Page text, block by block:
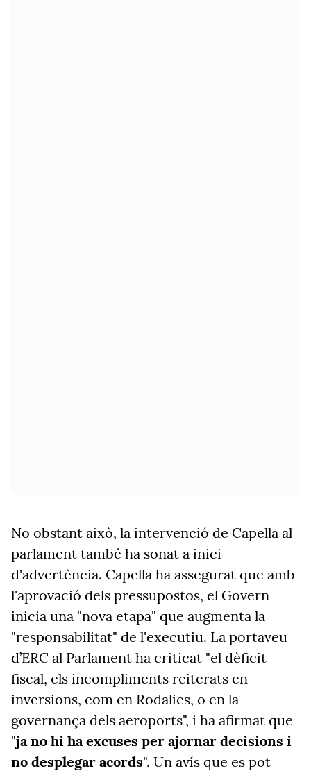
No obstant això, la intervenció de Capella al
parlament també ha sonat a inici
d'advertència. Capella ha assegurat que amb
l'aprovació dels pressupostos, el Govern
inicia una "nova etapa" que augmenta la
"responsabilitat" de l'executiu. La portaveu
d’ERC al Parlament ha criticat "el dèficit
fiscal, els incompliments reiterats en
inversions, com en Rodalies, o en la
governança dels aeroports", i ha afirmat que
"ja no hi ha excuses per ajornar decisions i
no desplegar acords". Un avís que es pot